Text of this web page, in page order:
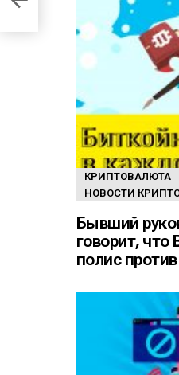
КРИПТОВАЛЮТА
НОВОСТИ
Бывший
говорит,
полис